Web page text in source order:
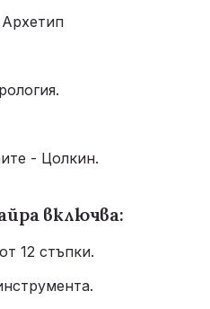
- Цолкин.
включва:
12 стъпки.